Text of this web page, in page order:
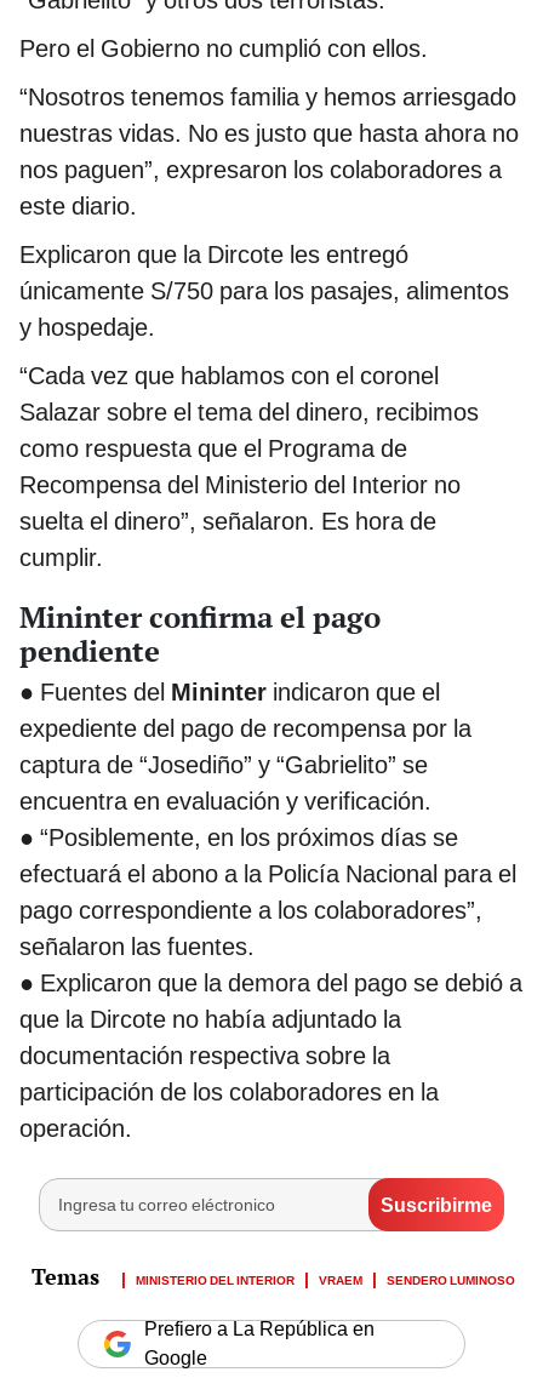
Pero el Gobierno no cumplió con ellos.
“Nosotros tenemos familia y hemos arriesgado
nuestras vidas. No es justo que hasta ahora no
nos paguen”, expresaron los colaboradores a
este diario.
Explicaron que la Dircote les entregó
únicamente S/750 para los pasajes, alimentos
y hospedaje.
“Cada vez que hablamos con el coronel
Salazar sobre el tema del dinero, recibimos
como respuesta que el Programa de
Recompensa del Ministerio del Interior no
suelta el dinero”, señalaron. Es hora de
cumplir.
Mininter confirma el pago
pendiente
● Fuentes del Mininter indicaron que el
expediente del pago de recompensa por la
captura de “Josediño” y “Gabrielito” se
encuentra en evaluación y verificación.
● “Posiblemente, en los próximos días se
efectuará el abono a la Policía Nacional para el
pago correspondiente a los colaboradores”,
señalaron las fuentes.
● Explicaron que la demora del pago se debió a
que la Dircote no había adjuntado la
documentación respectiva sobre la
participación de los colaboradores en la
operación.
MINISTERIO DEL INTERIOR VRAEM SENDERO LUMINOSO
Prefiero a La República en
Google